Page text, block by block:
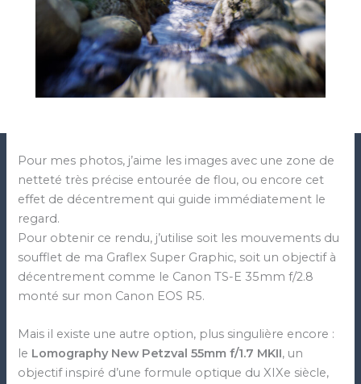
Pour mes photos, j’aime les images avec une zone de
netteté très précise entourée de flou, ou encore cet
effet de décentrement qui guide immédiatement le
regard.
Pour obtenir ce rendu, j’utilise soit les mouvements du
soufflet de ma Graflex Super Graphic, soit un objectif à
décentrement comme le Canon TS-E 35mm f/2.8
monté sur mon Canon EOS R5.
Mais il existe une autre option, plus singulière encore :
le Lomography New Petzval 55mm f/1.7 MKII, un
objectif inspiré d’une formule optique du XIXe siècle,